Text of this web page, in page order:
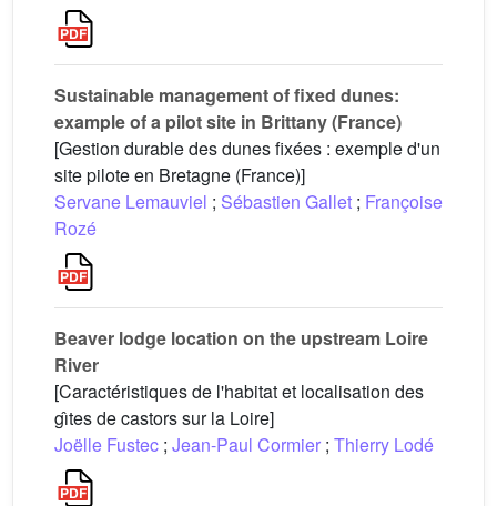
Sustainable management of fixed dunes:
example of a pilot site in Brittany (France)
[Gestion durable des dunes fixées : exemple d'un
site pilote en Bretagne (France)]
Servane Lemauviel ; Sébastien Gallet ; Françoise
Rozé
Beaver lodge location on the upstream Loire
River
[Caractéristiques de l'habitat et localisation des
gı̂tes de castors sur la Loire]
Joëlle Fustec ; Jean-Paul Cormier ; Thierry Lodé